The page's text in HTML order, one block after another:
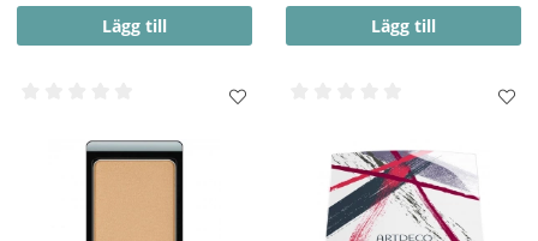
Lägg till Lägg till